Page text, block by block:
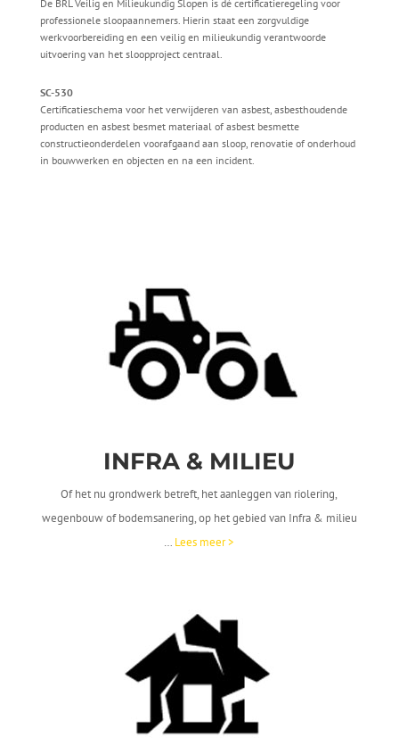
De BRL Veilig en Milieukundig Slopen is dé certificatieregeling voor
professionele sloopaannemers. Hierin staat een zorgvuldige
werkvoorbereiding en een veilig en milieukundig verantwoorde
uitvoering van het sloopproject centraal.
SC-530
Certificatieschema voor het verwijderen van asbest, asbesthoudende
producten en asbest besmet materiaal of asbest besmette
constructieonderdelen voorafgaand aan sloop, renovatie of onderhoud
in bouwwerken en objecten en na een incident.
INFRA & MILIEU
Of het nu grondwerk betreft, het aanleggen van riolering,
wegenbouw of bodemsanering, op het gebied van Infra & milieu
… Lees meer >